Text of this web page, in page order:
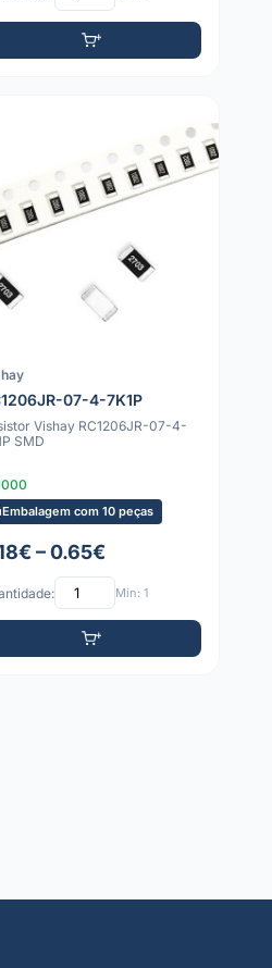
07-4-7K1P
Vishay RC1206JR-07-4-
SMD
Embalagem com 10 peças
– 0.65€
Mín: 1